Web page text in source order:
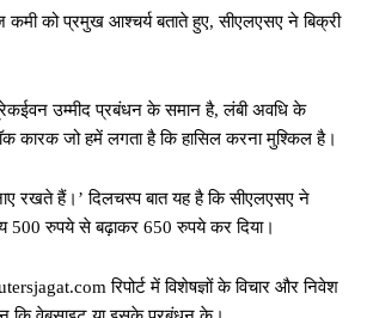
को प्रमुख आश्चर्य बताते हुए, सीएलएसए ने बिक्री
ब्रेकईवन उम्मीद प्रबंधन के समान है, लंबी अवधि के
कारक जो हमें लगता है कि हासिल करना मुश्किल है।
रखते हैं।’ दिलचस्प बात यह है कि सीएलएसए ने
500 रुपये से बढ़ाकर 650 रुपये कर दिया।
रिपोर्ट में विशेषज्ञों के विचार और निवेश